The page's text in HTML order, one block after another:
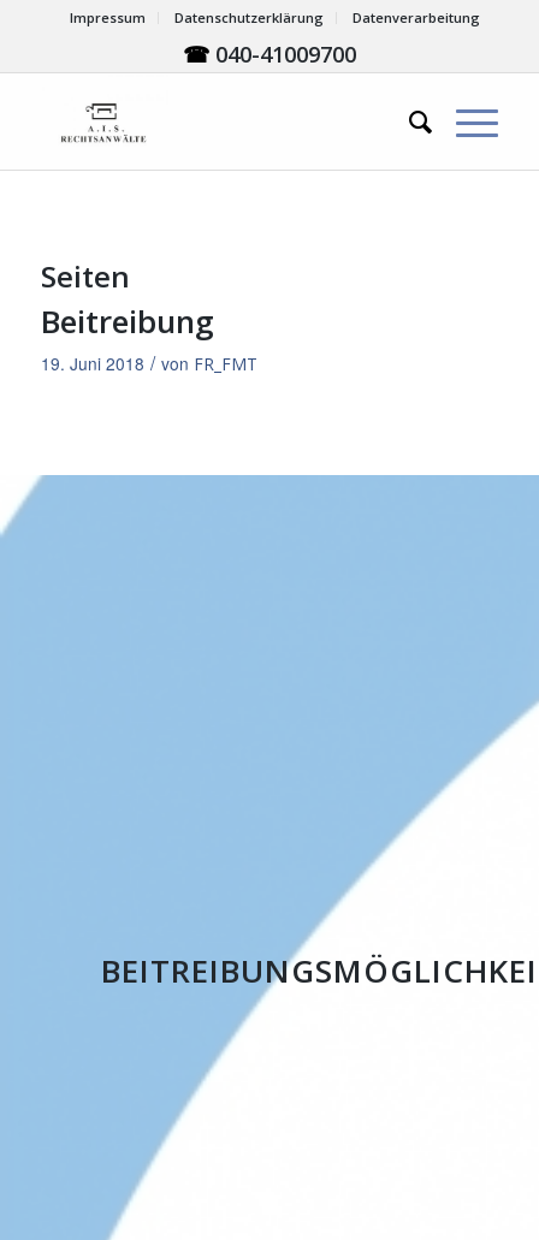
Impressum Datenschutzerklärung Datenverarbeitung
☎ 040-41009700
Seiten
Beitreibung
19. Juni 2018 / von FR_FMT